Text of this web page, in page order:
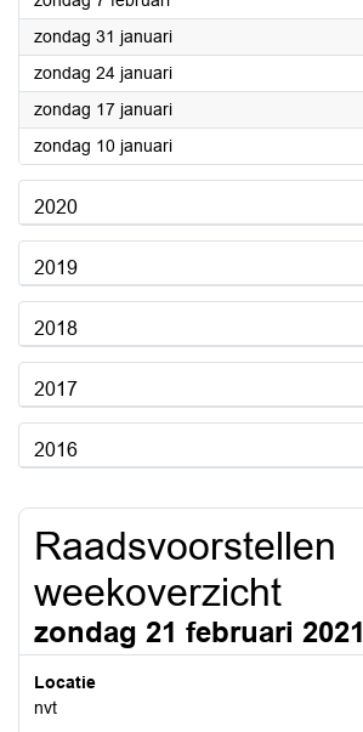
zondag 31 januari2021
zondag 24 januari2021
zondag 17 januari2021
zondag 10 januari2021
2020
2019
2018
2017
2016
Raadsvoorstellen
weekoverzicht
zondag 21 februari 2021
Locatie
nvt